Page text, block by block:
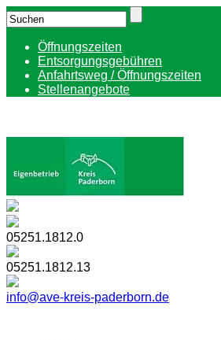
Öffnungszeiten
Entsorgungsgebühren
Anfahrtsweg / Öffnungszeiten
Stellenangebote
05251.1812.0
05251.1812.13
info@ave-kreis-paderborn.de